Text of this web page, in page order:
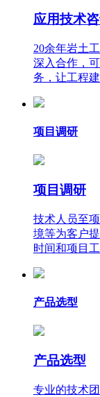
应用技术
20余年岩土
深入合作，
务，让工程
项目调研
项目调研
技术人员至
境等为客户
时间和项目工
产品选型
产品选型
专业的技术